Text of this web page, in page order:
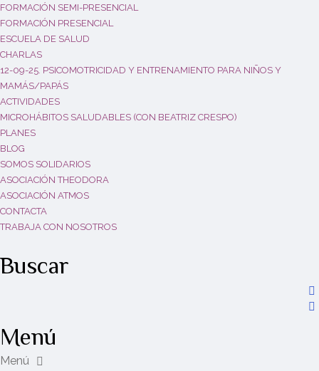
FORMACIÓN SEMI-PRESENCIAL
FORMACIÓN PRESENCIAL
ESCUELA DE SALUD
CHARLAS
12-09-25. PSICOMOTRICIDAD Y ENTRENAMIENTO PARA NIÑOS Y
MAMÁS/PAPÁS
ACTIVIDADES
MICROHÁBITOS SALUDABLES (CON BEATRIZ CRESPO)
PLANES
BLOG
SOMOS SOLIDARIOS
ASOCIACIÓN THEODORA
ASOCIACIÓN ATMOS
CONTACTA
TRABAJA CON NOSOTROS
Buscar
Menú